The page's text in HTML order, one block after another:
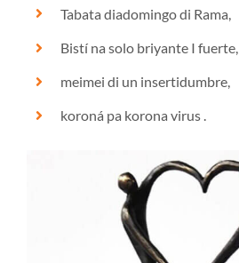
Tabata diadomingo di Rama,
Bistí na solo briyante I fuerte,
meimei di un insertidumbre,
koroná pa korona virus .